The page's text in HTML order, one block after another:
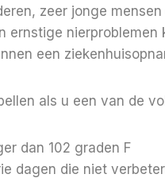
zeer jonge
ernstige
een
als u een van de
dan 102 graden F
dagen die niet